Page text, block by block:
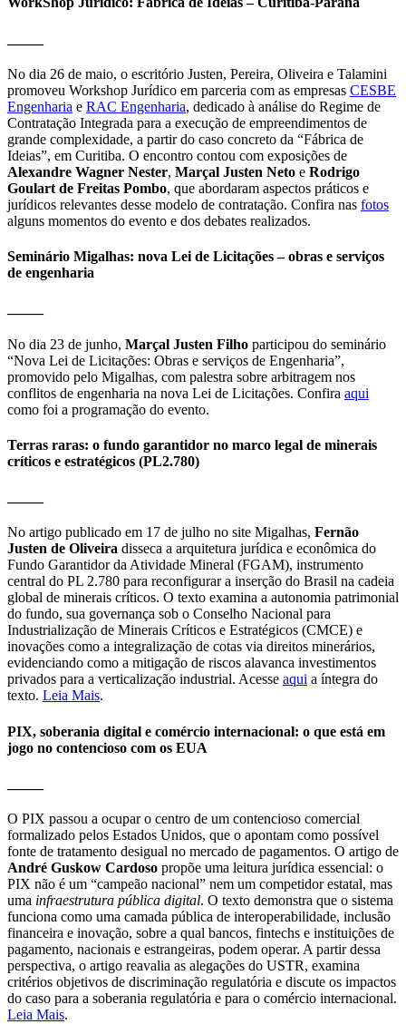
No dia 26 de maio, o escritório Justen, Pereira, Oliveira e Talamini
promoveu Workshop Jurídico em parceria com as empresas CESBE
Engenharia e RAC Engenharia, dedicado à análise do Regime de
Contratação Integrada para a execução de empreendimentos de
grande complexidade, a partir do caso concreto da “Fábrica de
Ideias”, em Curitiba. O encontro contou com exposições de
Alexandre Wagner Nester, Marçal Justen Neto e Rodrigo
Goulart de Freitas Pombo, que abordaram aspectos práticos e
jurídicos relevantes desse modelo de contratação. Confira nas fotos
alguns momentos do evento e dos debates realizados.
Seminário Migalhas: nova Lei de Licitações – obras e serviços
de engenharia
No dia 23 de junho, Marçal Justen Filho participou do seminário
“Nova Lei de Licitações: Obras e serviços de Engenharia”,
promovido pelo Migalhas, com palestra sobre arbitragem nos
conflitos de engenharia na nova Lei de Licitações. Confira aqui
como foi a programação do evento.
Terras raras: o fundo garantidor no marco legal de minerais
críticos e estratégicos (PL2.780)
No artigo publicado em 17 de julho no site Migalhas, Fernão
Justen de Oliveira disseca a arquitetura jurídica e econômica do
Fundo Garantidor da Atividade Mineral (FGAM), instrumento
central do PL 2.780 para reconfigurar a inserção do Brasil na cadeia
global de minerais críticos. O texto examina a autonomia patrimonial
do fundo, sua governança sob o Conselho Nacional para
Industrialização de Minerais Críticos e Estratégicos (CMCE) e
inovações como a integralização de cotas via direitos minerários,
evidenciando como a mitigação de riscos alavanca investimentos
privados para a verticalização industrial. Acesse aqui a íntegra do
texto. Leia Mais.
PIX, soberania digital e comércio internacional: o que está em
jogo no contencioso com os EUA
O PIX passou a ocupar o centro de um contencioso comercial
formalizado pelos Estados Unidos, que o apontam como possível
fonte de tratamento desigual no mercado de pagamentos. O artigo de
André Guskow Cardoso propõe uma leitura jurídica essencial: o
PIX não é um “campeão nacional” nem um competidor estatal, mas
uma infraestrutura pública digital. O texto demonstra que o sistema
funciona como uma camada pública de interoperabilidade, inclusão
financeira e inovação, sobre a qual bancos, fintechs e instituições de
pagamento, nacionais e estrangeiras, podem operar. A partir dessa
perspectiva, o artigo reavalia as alegações do USTR, examina
critérios objetivos de discriminação regulatória e discute os impactos
do caso para a soberania regulatória e para o comércio internacional.
Leia Mais.